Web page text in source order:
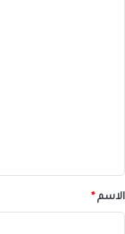
*الاسم*